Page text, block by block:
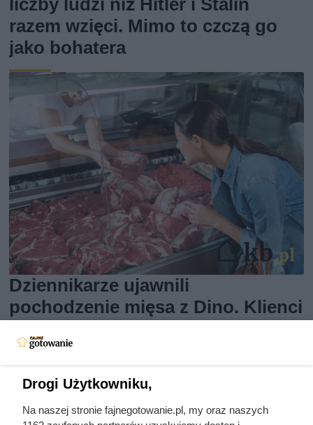
razem wzięci. Mimo to czczą go
jako bohatera
Dziennikarze ujawnili
pochodzenie mięsa z Dino. Klienci
Drogi Użytkowniku,
Na naszej stronie fajnegotowanie.pl, my oraz naszych